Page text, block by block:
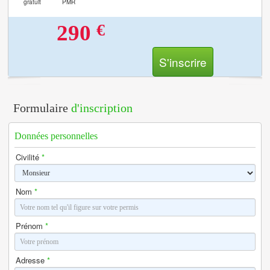
gratuit PMR
290 €
S'inscrire
Formulaire d'inscription